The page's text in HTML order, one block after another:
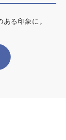
る印象に。